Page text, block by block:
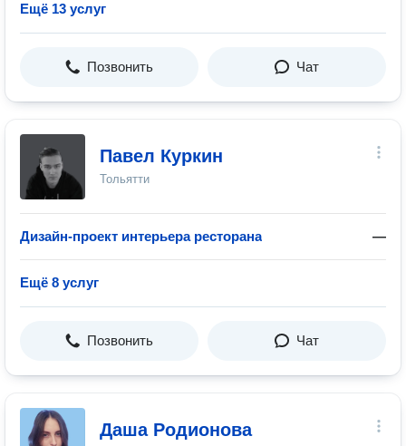
Ещё 13 услуг
Позвонить Чат
Павел Куркин
Тольятти
Дизайн-проект интерьера ресторана —
Ещё 8 услуг
Позвонить Чат
Даша Родионова